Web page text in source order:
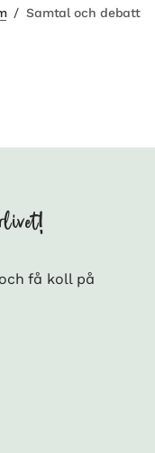
/ Samtal och debatt
få koll på